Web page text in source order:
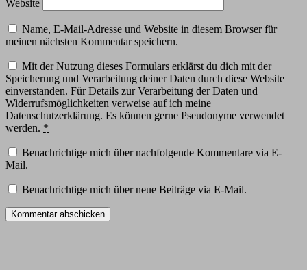
Website
Name, E-Mail-Adresse und Website in diesem Browser für
meinen nächsten Kommentar speichern.
Mit der Nutzung dieses Formulars erklärst du dich mit der
Speicherung und Verarbeitung deiner Daten durch diese Website
einverstanden. Für Details zur Verarbeitung der Daten und
Widerrufsmöglichkeiten verweise auf ich meine
Datenschutzerklärung. Es können gerne Pseudonyme verwendet
werden. *
Benachrichtige mich über nachfolgende Kommentare via E-
Mail.
Benachrichtige mich über neue Beiträge via E-Mail.